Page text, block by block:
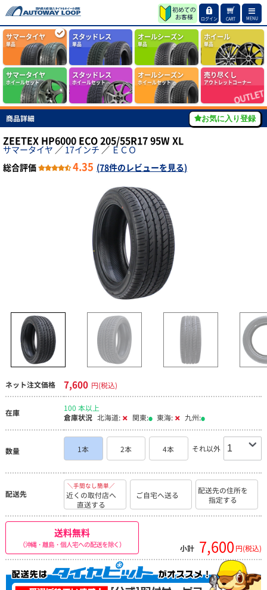
ログイン CART MENU
サマータイヤ
単品
スタッドレス
単品
オールシーズン
単品
ホイール
単品
サマータイヤ
ホイールセット
スタッドレス
ホイールセット
オールシーズン
ホイールセット
売り尽くし
アウトレットコーナー
商品詳細 お気に入り登録
ZEETEX HP6000 ECO 205/55R17 95W XL
サマータイヤ ／ 17インチ ／ ＥＣＯ
総合評価
4.35 (78件のレビューを見る)
ネット注文価格 7,600 円(税込)
在庫
100 本以上
倉庫状況 北海道: 関東: 東海: 九州:
数量 1本 2本 4本 それ以外
配送先
＼手間なし簡単／
近くの取付店へ
直送する
ご自宅へ送る
配送先の住所を
指定する
送料無料
（沖縄・離島・個人宅への配送を除く） 小計 7,600 円(税込)